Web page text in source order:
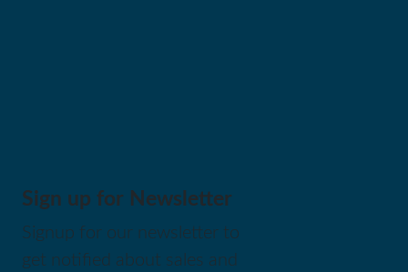
Sign up for Newsletter
Signup for our newsletter to
get notified about sales and